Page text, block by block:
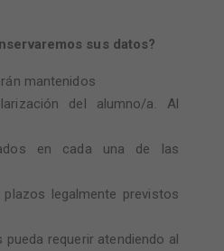
sus datos?
mantenidos
del alumno/a. Al
en cada una de las
legalmente previstos
requerir atendiendo al